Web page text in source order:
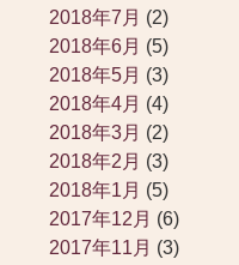
2018年7月 (2)
2018年6月 (5)
2018年5月 (3)
2018年4月 (4)
2018年3月 (2)
2018年2月 (3)
2018年1月 (5)
2017年12月 (6)
2017年11月 (3)